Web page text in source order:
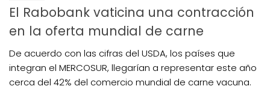
El Rabobank vaticina una contracción
en la oferta mundial de carne
De acuerdo con las cifras del USDA, los países que
integran el MERCOSUR, llegarían a representar este año
cerca del 42% del comercio mundial de carne vacuna.